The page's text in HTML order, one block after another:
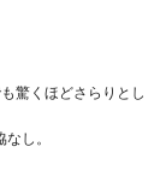
驚くほどさらりとし
し。